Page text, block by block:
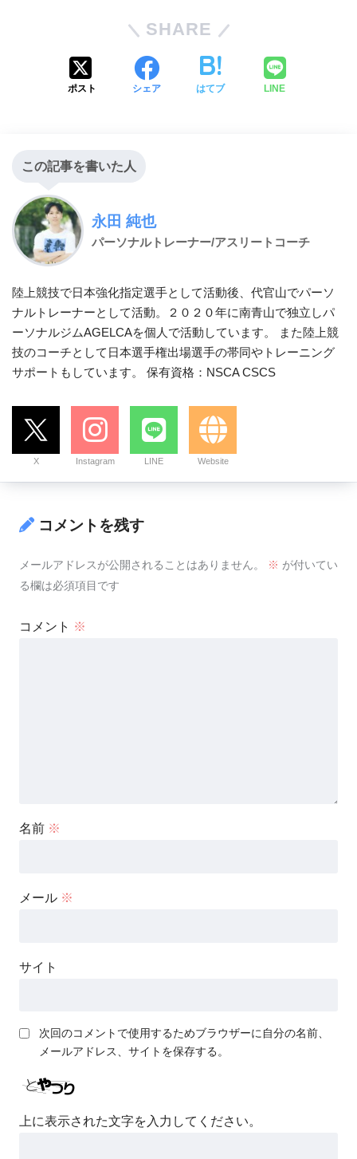
SHARE
ポスト シェア はてブ LINE
この記事を書いた人
永田 純也
パーソナルトレーナー/アスリートコーチ
陸上競技で日本強化指定選手として活動後、代官山でパーソ
ナルトレーナーとして活動。２０２０年に南青山で独立しパ
ーソナルジムAGELCAを個人で活動しています。 また陸上競
技のコーチとして日本選手権出場選手の帯同やトレーニング
サポートもしています。 保有資格：NSCA CSCS
X Instagram LINE Website
コメントを残す
メールアドレスが公開されることはありません。 ※ が付いてい
る欄は必須項目です
コメント ※
名前 ※
メール ※
サイト
次回のコメントで使用するためブラウザーに自分の名前、
メールアドレス、サイトを保存する。
上に表示された文字を入力してください。